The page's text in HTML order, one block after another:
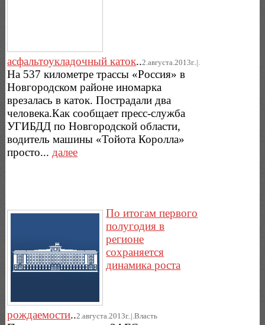
асфальтоукладочный каток..2.августа.2013г..|.
На 537 километре трассы «Россия» в
Новгородском районе иномарка
врезалась в каток. Пострадали два
человека.Как сообщает пресс-служба
УГИБДД по Новгородской области,
водитель машины «Тойота Королла»
просто... далее
По итогам первого
полугодия в
регионе
сохраняется
динамика роста
рождаемости..2.августа.2013г..|.Власть